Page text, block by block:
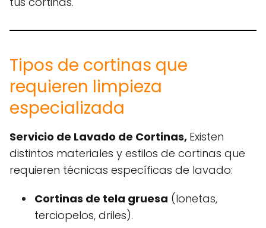
Tipos de cortinas que
requieren limpieza
especializada
Servicio de Lavado de Cortinas, Existen
distintos materiales y estilos de cortinas que
requieren técnicas específicas de lavado:
Cortinas de tela gruesa (lonetas,
terciopelos, driles).